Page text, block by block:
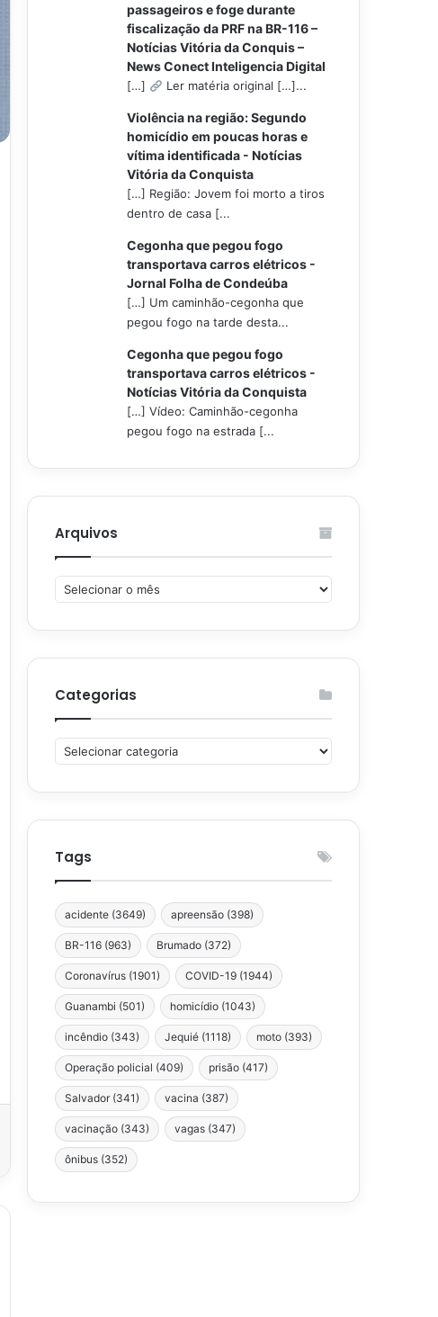
passageiros e foge durante
fiscalização da PRF na BR-116 –
Notícias Vitória da Conquis –
News Conect Inteligencia Digital
[…] Ler matéria original […]...
Violência na região: Segundo
homicídio em poucas horas e
vítima identificada - Notícias
Vitória da Conquista
[…] Região: Jovem foi morto a tiros
dentro de casa [...
Cegonha que pegou fogo
transportava carros elétricos -
Jornal Folha de Condeúba
[…] Um caminhão-cegonha que
pegou fogo na tarde desta...
Cegonha que pegou fogo
transportava carros elétricos -
Notícias Vitória da Conquista
[…] Vídeo: Caminhão-cegonha
pegou fogo na estrada [...
Arquivos
Arquivos
Categorias
Categorias
Tags
acidente (3649) apreensão (398)
BR-116 (963) Brumado (372)
Coronavírus (1901) COVID-19 (1944)
Guanambi (501) homicídio (1043)
incêndio (343) Jequié (1118) moto (393)
Operação policial (409) prisão (417)
Salvador (341) vacina (387)
vacinação (343) vagas (347)
ônibus (352)